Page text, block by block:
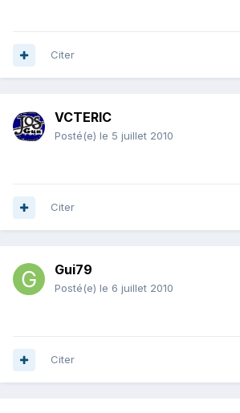
Citer
VCTERIC
Posté(e) le 5 juillet 2010
Citer
Gui79
Posté(e) le 6 juillet 2010
Citer